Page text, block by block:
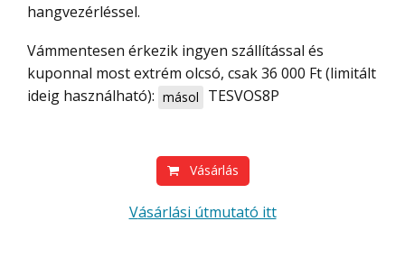
hangvezérléssel.
Vámmentesen érkezik ingyen szállítással és
kuponnal most extrém olcsó, csak 36 000 Ft (limitált
ideig használható): másol TESVOS8P
Vásárlás
Vásárlási útmutató itt